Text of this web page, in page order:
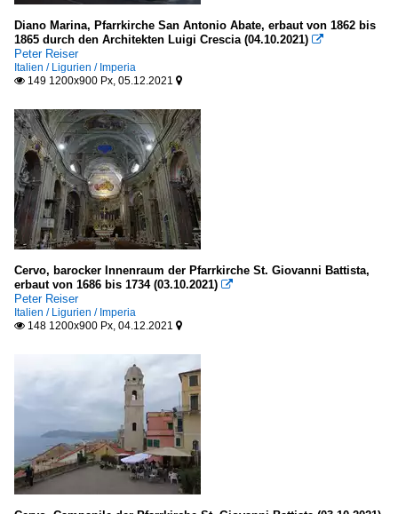
Diano Marina, Pfarrkirche San Antonio Abate, erbaut von 1862 bis
1865 durch den Architekten Luigi Crescia (04.10.2021) 
Peter Reiser
Italien / Ligurien / Imperia
 149 1200x900 Px, 05.12.2021 
Cervo, barocker Innenraum der Pfarrkirche St. Giovanni Battista,
erbaut von 1686 bis 1734 (03.10.2021) 
Peter Reiser
Italien / Ligurien / Imperia
 148 1200x900 Px, 04.12.2021 